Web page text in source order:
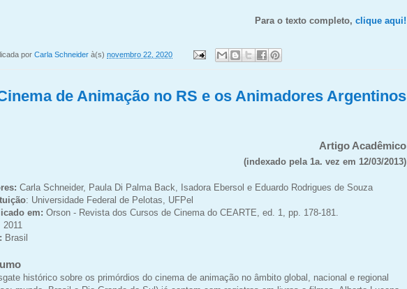
Para o texto completo, clique aqui!
por Carla Schneider à(s) novembro 22, 2020
de Animação no RS e os Animadores Argentinos
Artigo Acadêmico
(indexado pela 1a. vez em 12/03/2013)
Carla Schneider, Paula Di Palma Back, Isadora Ebersol e Eduardo Rodrigues de Souza
: Universidade Federal de Pelotas, UFPel
em: Orson - Revista dos Cursos de Cinema do CEARTE, ed. 1, pp. 178-181.
2011
Brasil
histórico sobre os primórdios do cinema de animação no âmbito global, nacional e regional